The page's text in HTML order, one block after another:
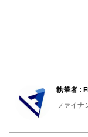
執筆者 :
ファイナ